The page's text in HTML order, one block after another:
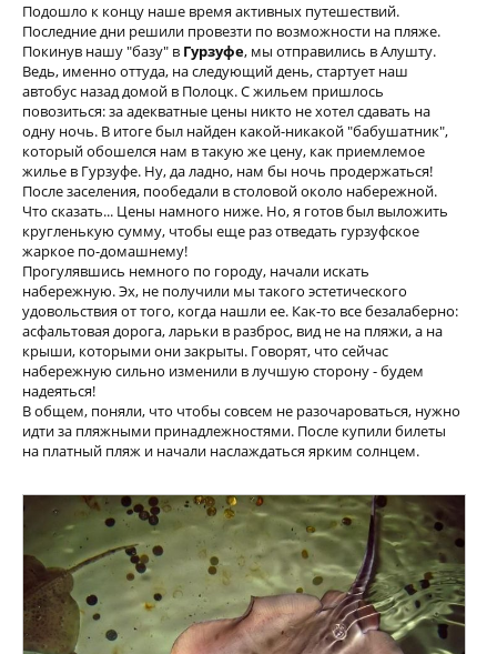
Подошло к концу наше время активных путешествий.
Последние дни решили провезти по возможности на пляже.
Покинув нашу "базу" в Гурзуфе, мы отправились в Алушту.
Ведь, именно оттуда, на следующий день, стартует наш
автобус назад домой в Полоцк. С жильем пришлось
повозиться: за адекватные цены никто не хотел сдавать на
одну ночь. В итоге был найден какой-никакой "бабушатник",
который обошелся нам в такую же цену, как приемлемое
жилье в Гурзуфе. Ну, да ладно, нам бы ночь продержаться!
После заселения, пообедали в столовой около набережной.
Что сказать... Цены намного ниже. Но, я готов был выложить
кругленькую сумму, чтобы еще раз отведать гурзуфское
жаркое по-домашнему!
Прогулявшись немного по городу, начали искать
набережную. Эх, не получили мы такого эстетического
удовольствия от того, когда нашли ее. Как-то все безалаберно:
асфальтовая дорога, ларьки в разброс, вид не на пляжи, а на
крыши, которыми они закрыты. Говорят, что сейчас
набережную сильно изменили в лучшую сторону - будем
надеяться!
В общем, поняли, что чтобы совсем не разочароваться, нужно
идти за пляжными принадлежностями. После купили билеты
на платный пляж и начали наслаждаться ярким солнцем.